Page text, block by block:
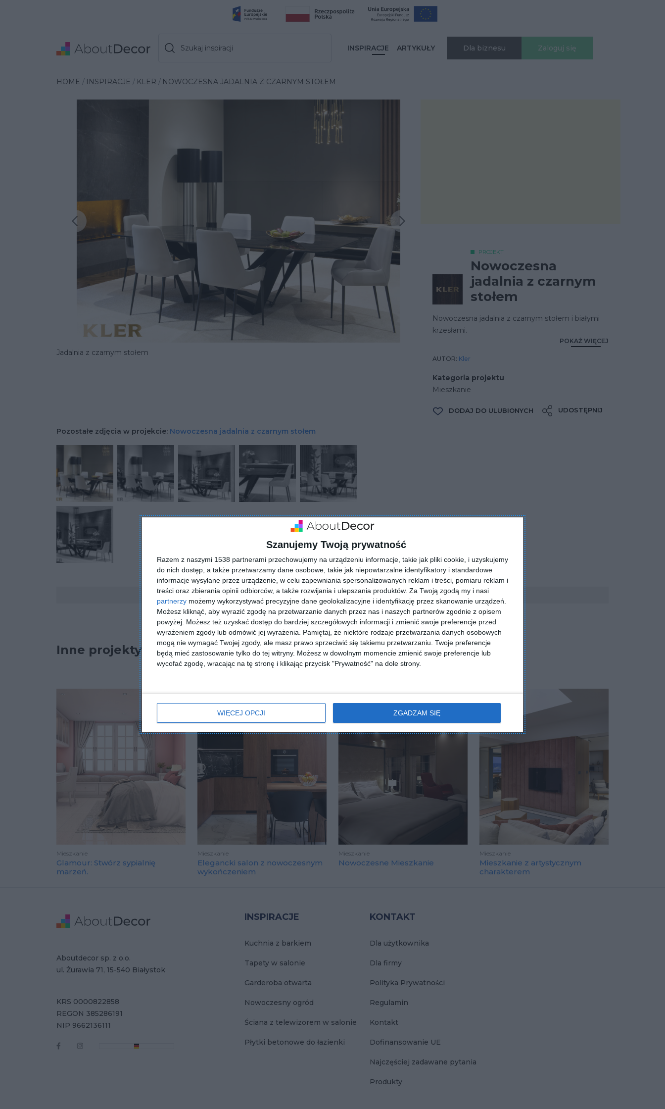
Szanujemy Twoją prywatność
Razem z naszymi 1538 partnerami przechowujemy na urządzeniu informacje, takie jak pliki cookie, i uzyskujemy
do nich dostęp, a także przetwarzamy dane osobowe, takie jak niepowtarzalne identyfikatory i standardowe
informacje wysyłane przez urządzenie, w celu zapewniania spersonalizowanych reklam i treści, pomiaru reklam i
treści oraz zbierania opinii odbiorców, a także rozwijania i ulepszania produktów. Za Twoją zgodą my i nasi
partnerzy możemy wykorzystywać precyzyjne dane geolokalizacyjne i identyfikację przez skanowanie urządzeń.
Możesz kliknąć, aby wyrazić zgodę na przetwarzanie danych przez nas i naszych partnerów zgodnie z opisem
powyżej. Możesz też uzyskać dostęp do bardziej szczegółowych informacji i zmienić swoje preferencje przed
wyrażeniem zgody lub odmówić jej wyrażenia.
Pamiętaj, że niektóre rodzaje przetwarzania danych osobowych
mogą nie wymagać Twojej zgody, ale masz prawo sprzeciwić się takiemu przetwarzaniu. Twoje preferencje
będą mieć zastosowanie tylko do tej witryny. Możesz w dowolnym momencie zmienić swoje preferencje lub
wycofać zgodę, wracając na tę stronę i klikając przycisk "Prywatność" na dole strony.
WIĘCEJ OPCJI ZGADZAM SIĘ
Szukaj inspiracji INSPIRACJE ARTYKUŁY Dla biznesu Zaloguj się
HOME INSPIRACJE KLER NOWOCZESNA JADALNIA Z CZARNYM STOŁEM
Poprzednia inspiracjaNastępna inspiracja
Jadalnia z czarnym stołem
PROJEKT
Nowoczesna
jadalnia z czarnym
stołem
Nowoczesna jadalnia z czarnym stołem i białymi
krzesłami.
POKAŻ WIĘCEJ
AUTOR: Kler
Kategoria projektu
Mieszkanie
DODAJ DO ULUBIONYCH UDOSTĘPNIJ
Pozostałe zdjęcia w projekcie: Nowoczesna jadalnia z czarnym stołem
ZADAJ PYTANIE
Inne projekty
Mieszkanie
Glamour: Stwórz sypialnię
marzeń.
Mieszkanie
Elegancki salon z nowoczesnym
wykończeniem
Mieszkanie
Nowoczesne Mieszkanie
Mieszkanie
Mieszkanie z artystycznym
charakterem
INSPIRACJE
Kuchnia z barkiem
Tapety w salonie
Garderoba otwarta
Nowoczesny ogród
Ściana z telewizorem w salonie
Płytki betonowe do łazienki
KONTAKT
Dla użytkownika
Dla firmy
Polityka Prywatności
Regulamin
Kontakt
Dofinansowanie UE
Najczęściej zadawane pytania
Produkty
Adres
Aboutdecor sp. z o.o.
ul. Żurawia 71, 15-540 Białystok
Dane Firmy
KRS 0000822858
REGON 385286191
NIP 9662136111